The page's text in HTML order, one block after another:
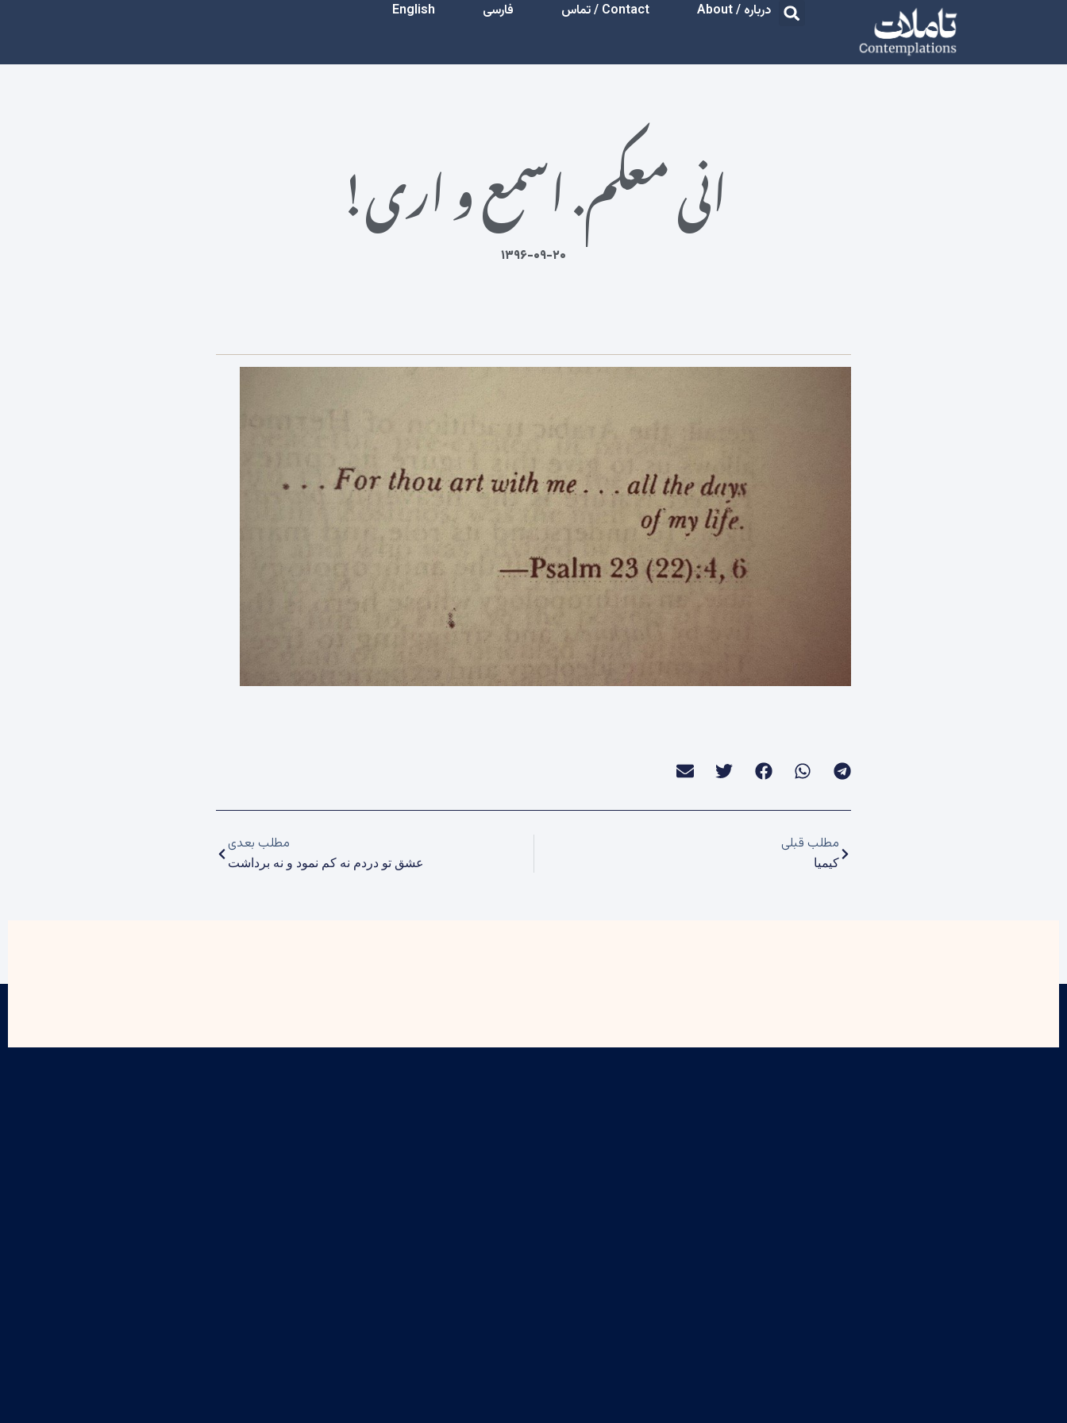
درباره / About Contact / تماس فارسی English
انی معکم. اسمع و اری!
۱۳۹۶-۰۹-۲۰
مطلب قبلی
کیمیا
مطلب بعدی
عشق تو دردم نه کم نمود و نه برداشت